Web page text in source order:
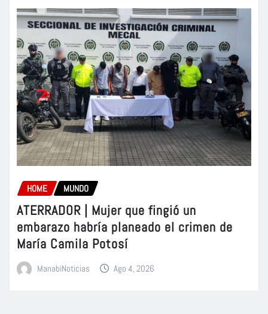
HOME MUNDO
ATERRADOR | Mujer que fingió un
embarazo habría planeado el crimen de
María Camila Potosí
ManabiNoticias Ago 4, 2026